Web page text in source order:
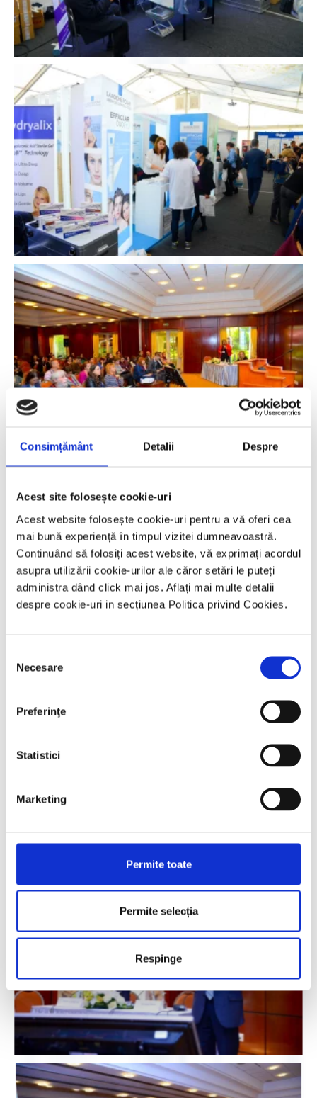
Consimțământ Detalii Despre
Acest site folosește cookie-uri
Acest website folosește cookie-uri pentru a vă oferi cea
mai bună experiență în timpul vizitei dumneavoastră.
Continuând să folosiți acest website, vă exprimați acordul
asupra utilizării cookie-urilor ale căror setări le puteți
administra dând click mai jos. Aflați mai multe detalii
despre cookie-uri in secțiunea Politica privind Cookies.
consimțământului
Necesare
Preferinţe
Statistici
Marketing
Permite toate
Permite selecția
Respinge